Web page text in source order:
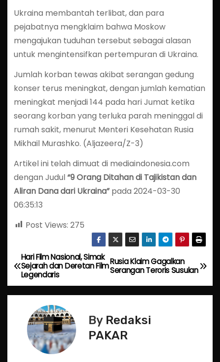
Ukraina membantah terlibat, dan para
pejabatnya mengklaim bahwa Moskow
mengajukan tuduhan tersebut sebagai alasan
untuk mengintensifkan pertempuran di Ukraina.
Jumlah korban tewas akibat serangan gedung
konser terus meningkat, dengan jumlah kematian
meningkat menjadi 144 pada hari Jumat ketika
seorang korban yang terluka parah meninggal di
rumah sakit, menurut Menteri Kesehatan Rusia
Mikhail Murashko. (Aljazeera/Z-3)
Artikel ini telah dimuat di mediaindonesia.com
dengan Judul“9 Orang Ditahan di Tajikistan dan
Aliran Dana dari Ukraina”pada 2024-03-30
06:35:13
Post Views: 275
P
o
Rusia Klaim Gagalkan
Serangan Teroris Susulan
Hari Film Nasional, Simak
Sejarah dan Deretan Film
Legendaris
By Redaksi
PAKAR